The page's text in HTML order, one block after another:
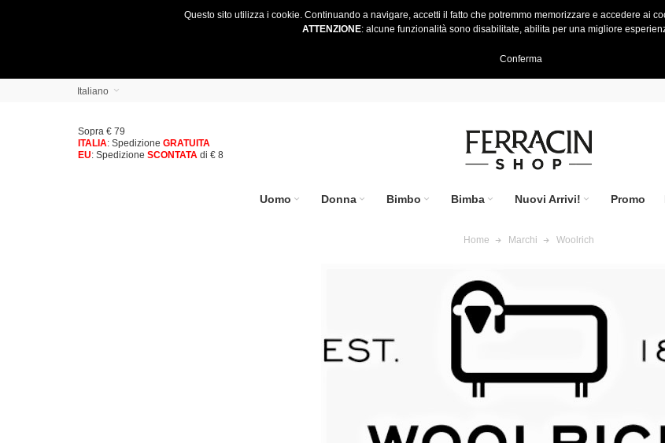
Questo sito utilizza i cookie. Continuando a navigare, accetti il fatto che potremmo memorizzare e accedere ai
ATTENZIONE: alcune funzionalità sono disabilitate, abilita per una migliore
Conferma
Italiano
Sopra € 79
ITALIA: Spedizione GRATUITA
EU: Spedizione SCONTATA di € 8
Uomo Donna Bimbo Bimba Nuovi Arrivi! Promo
Home Marchi Woolrich